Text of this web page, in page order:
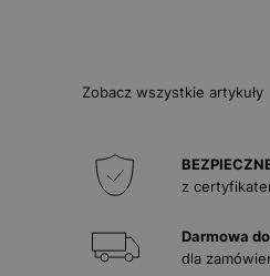
Zobacz wszystkie artykuły
z
Darmowa
dla